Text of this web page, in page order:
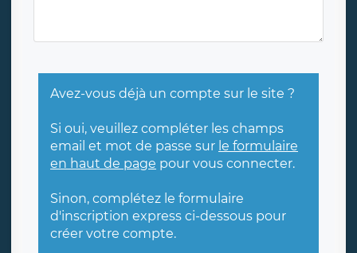
Avez-vous déjà un compte sur le site ?
Si oui, veuillez compléter les champs
email et mot de passe sur le formulaire
en haut de page pour vous connecter.
Sinon, complétez le formulaire
d'inscription express ci-dessous pour
créer votre compte.